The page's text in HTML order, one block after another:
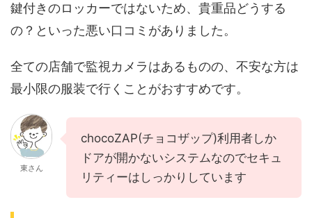
鍵付きのロッカーではないため、貴重品どうする
の？といった悪い口コミがありました。
全ての店舗で監視カメラはあるものの、不安な方は
最小限の服装で行くことがおすすめです。
東さん
chocoZAP(チョコザップ)利用者しか
ドアが開かないシステムなのでセキュ
リティーはしっかりしています